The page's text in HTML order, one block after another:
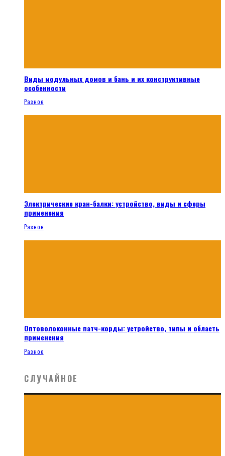
Виды модульных домов и бань и их конструктивные
особенности
Разное
Электрические кран-балки: устройство, виды и сферы
применения
Разное
Оптоволоконные патч-корды: устройство, типы и область
применения
Разное
СЛУЧАЙНОЕ